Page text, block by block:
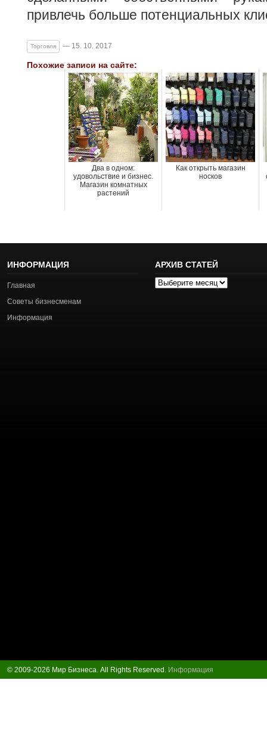
привлечь больше потенциальных
Торговля — 15. 10. 2017
Похожие записи на сайте:
Два в одном:
удовольствие и бизнес.
Магазин комнатных
растений
Как открыть магазин
носков
ИНФОРМАЦИЯ
Главная
Советы бизнесменам
Информация
АРХИВ СТАТЕЙ
Архив
© 2009-2026 Мир Бизнеса. All Rights Reserved. Информация